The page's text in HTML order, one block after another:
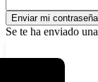
Se te ha enviado